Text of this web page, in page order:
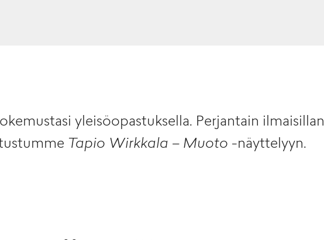
yleisöopastuksella. Perjantain ilmaisillan
Tapio Wirkkala – Muoto -näyttelyyn.